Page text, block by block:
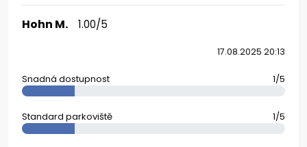
Hohn M. 1.00/5
17.08.2025 20:13
Snadná dostupnost 1/5
Standard parkoviště 1/5